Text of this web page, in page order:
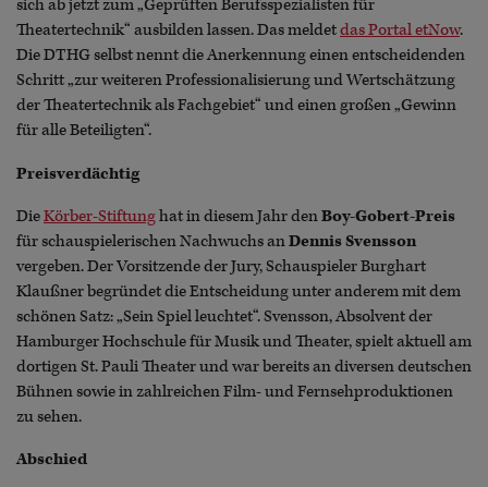
sich ab jetzt zum „Geprüften Berufsspezialisten für
Theatertechnik“ ausbilden lassen. Das meldetdas Portal etNow.
Die DTHG selbst nennt die Anerkennung einen entscheidenden
Schritt „zur weiteren Professionalisierung und Wertschätzung
der Theatertechnik als Fachgebiet“ und einen großen „Gewinn
für alle Beteiligten“.
Preisverdächtig
DieKörber-Stiftunghat in diesem Jahr denBoy-Gobert-Preis
für schauspielerischen Nachwuchs anDennis Svensson
vergeben. Der Vorsitzende der Jury, Schauspieler Burghart
Klaußner begründet die Entscheidung unter anderem mit dem
schönen Satz: „Sein Spiel leuchtet“. Svensson, Absolvent der
Hamburger Hochschule für Musik und Theater, spielt aktuell am
dortigen St. Pauli Theater und war bereits an diversen deutschen
Bühnen sowie in zahlreichen Film- und Fernsehproduktionen
zu sehen.
Abschied